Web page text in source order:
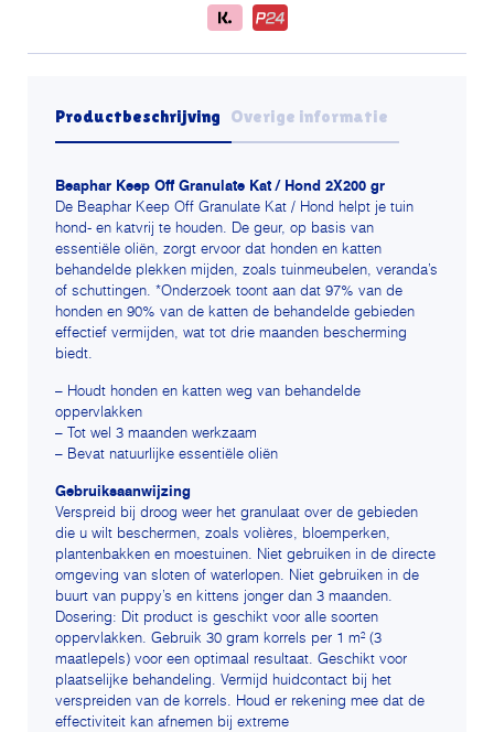
Productbeschrijving Overige informatie
Beaphar Keep Off Granulate Kat / Hond 2X200 gr
De Beaphar Keep Off Granulate Kat / Hond helpt je tuin
hond- en katvrij te houden. De geur, op basis van
essentiële oliën, zorgt ervoor dat honden en katten
behandelde plekken mijden, zoals tuinmeubelen, veranda’s
of schuttingen. *Onderzoek toont aan dat 97% van de
honden en 90% van de katten de behandelde gebieden
effectief vermijden, wat tot drie maanden bescherming
biedt.
– Houdt honden en katten weg van behandelde
oppervlakken
– Tot wel 3 maanden werkzaam
– Bevat natuurlijke essentiële oliën
Gebruiksaanwijzing
Verspreid bij droog weer het granulaat over de gebieden
die u wilt beschermen, zoals volières, bloemperken,
plantenbakken en moestuinen. Niet gebruiken in de directe
omgeving van sloten of waterlopen. Niet gebruiken in de
buurt van puppy’s en kittens jonger dan 3 maanden.
Dosering: Dit product is geschikt voor alle soorten
oppervlakken. Gebruik 30 gram korrels per 1 m² (3
maatlepels) voor een optimaal resultaat. Geschikt voor
plaatselijke behandeling. Vermijd huidcontact bij het
verspreiden van de korrels. Houd er rekening mee dat de
effectiviteit kan afnemen bij extreme